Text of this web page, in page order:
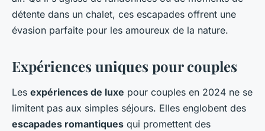
détente dans un chalet, ces escapades offrent une
évasion parfaite pour les amoureux de la nature.
Expériences uniques pour couples
Les expériences de luxe pour couples en 2024 ne se
limitent pas aux simples séjours. Elles englobent des
escapades romantiques qui promettent des